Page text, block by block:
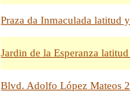
Praza da Inmaculada latitud
Jardin de la Esperanza
Blvd. Adolfo López Mateos